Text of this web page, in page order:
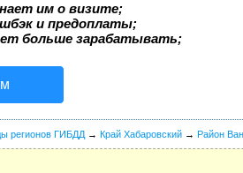
им о визите;
и предоплаты;
больше зарабатывать;
регионов ГИБДД → Край Хабаровский → Район